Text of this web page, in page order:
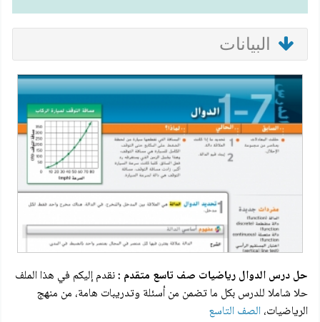
البيانات
حل درس الدوال رياضيات صف تاسع متقدم :نقدم إليكم في هذا الملف
حلا شاملا للدرس بكل ما تضمن من أسئلة وتدريبات هامة، من منهج
الرياضيات، الصف التاسع